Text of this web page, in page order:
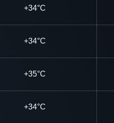
+34°C
+34°C
+35°C
+34°C